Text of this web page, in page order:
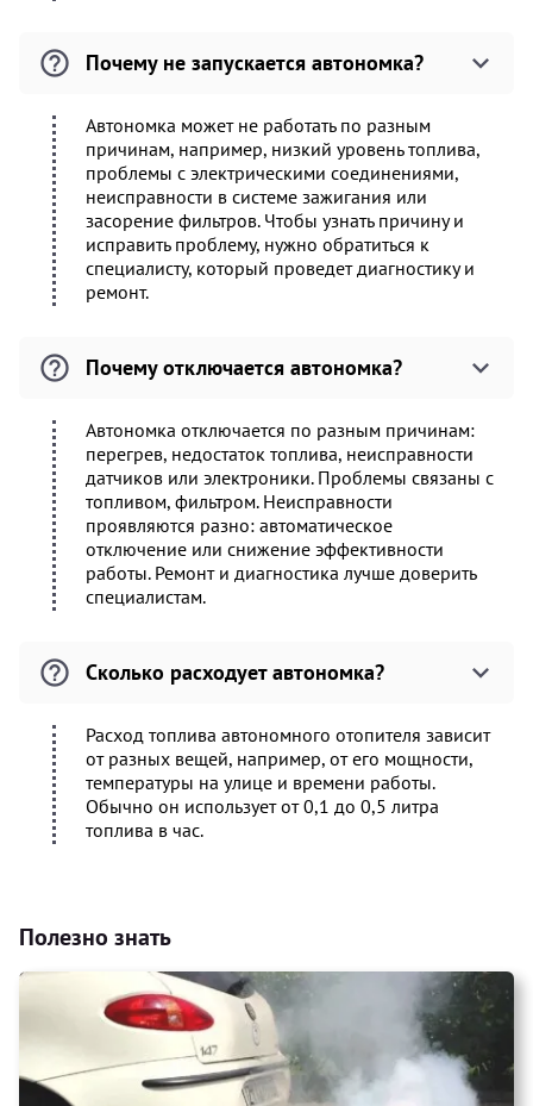
Почему не запускается автономка?
Автономка может не работать по разным
причинам, например, низкий уровень топлива,
проблемы с электрическими соединениями,
неисправности в системе зажигания или
засорение фильтров. Чтобы узнать причину и
исправить проблему, нужно обратиться к
специалисту, который проведет диагностику и
ремонт.
Почему отключается автономка?
Автономка отключается по разным причинам:
перегрев, недостаток топлива, неисправности
датчиков или электроники. Проблемы связаны с
топливом, фильтром. Неисправности
проявляются разно: автоматическое
отключение или снижение эффективности
работы. Ремонт и диагностика лучше доверить
специалистам.
Сколько расходует автономка?
Расход топлива автономного отопителя зависит
от разных вещей, например, от его мощности,
температуры на улице и времени работы.
Обычно он использует от 0,1 до 0,5 литра
топлива в час.
Полезно знать